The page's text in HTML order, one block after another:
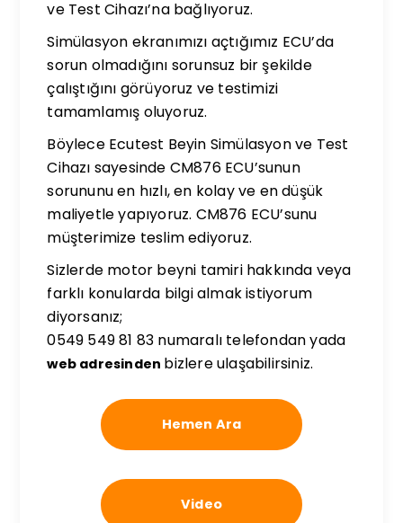
ve Test Cihazı’na bağlıyoruz.
Simülasyon ekranımızı açtığımız ECU’da
sorun olmadığını sorunsuz bir şekilde
çalıştığını görüyoruz ve testimizi
tamamlamış oluyoruz.
Böylece Ecutest Beyin Simülasyon ve Test
Cihazı sayesinde CM876 ECU’sunun
sorununu en hızlı, en kolay ve en düşük
maliyetle yapıyoruz. CM876 ECU’sunu
müşterimize teslim ediyoruz.
Sizlerde motor beyni tamiri hakkında veya
farklı konularda bilgi almak istiyorum
diyorsanız;
0549 549 81 83 numaralı telefondan yada
web adresinden bizlere ulaşabilirsiniz.
Hemen Ara
Video